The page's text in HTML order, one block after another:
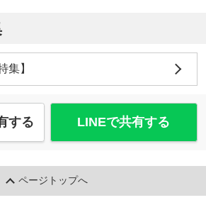
集】
する LINEで共有する
ページトップへ